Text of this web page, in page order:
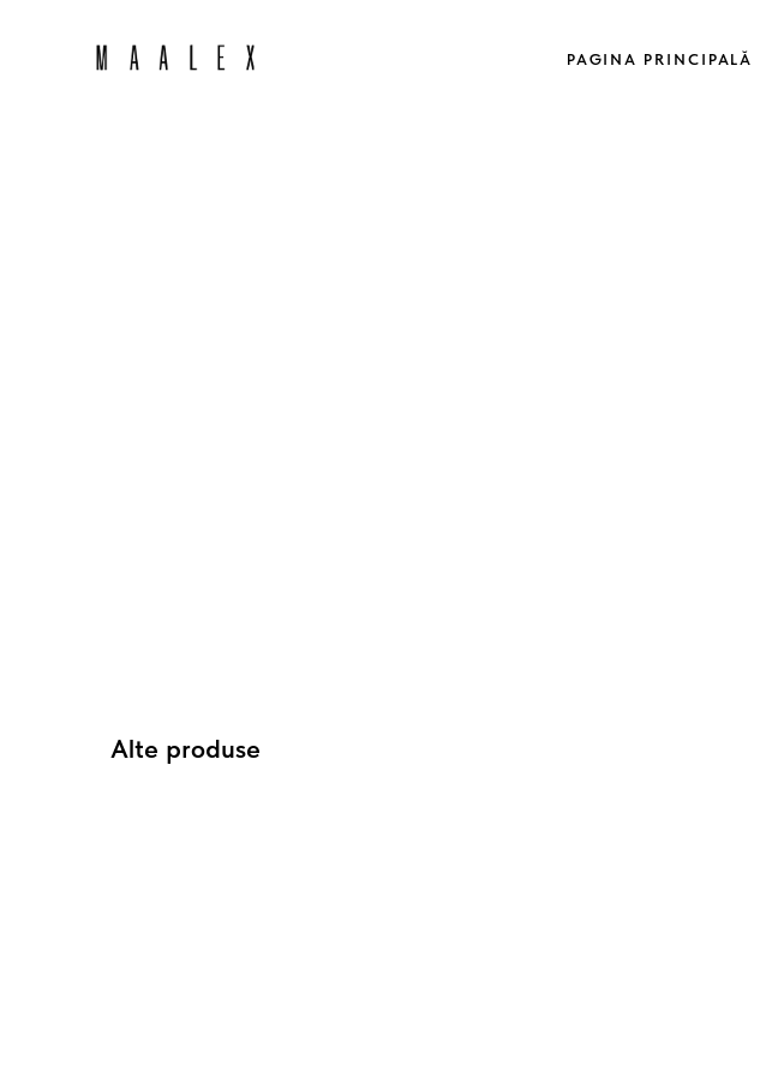
PAGINA PRINCIPALĂ
Alte produse